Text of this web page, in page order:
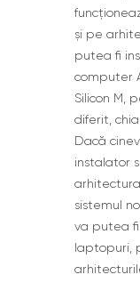
și pe
putea fi
computer
Silicon M,
diferit,
Dacă
instalator
sistemul
va putea
laptopuri,